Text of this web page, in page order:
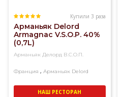
Купили 3 раза
Арманьяк Delord
Armagnac V.S.O.P. 40%
(0,7L)
Арманьяк Делорд В.С.О.П.
Франция , Арманьяк Delord
НАШ РЕСТОРАН